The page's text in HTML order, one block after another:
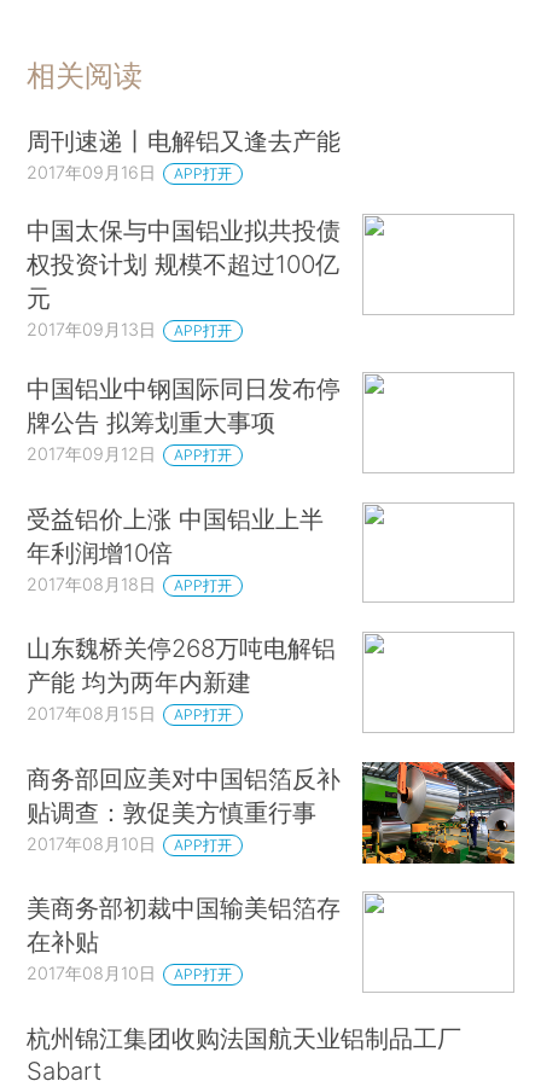
相关阅读
周刊速递丨电解铝又逢去产能
2017年09月16日 APP打开
中国太保与中国铝业拟共投债
权投资计划 规模不超过100亿
元
2017年09月13日 APP打开
中国铝业中钢国际同日发布停
牌公告 拟筹划重大事项
2017年09月12日 APP打开
受益铝价上涨 中国铝业上半
年利润增10倍
2017年08月18日 APP打开
山东魏桥关停268万吨电解铝
产能 均为两年内新建
2017年08月15日 APP打开
商务部回应美对中国铝箔反补
贴调查：敦促美方慎重行事
2017年08月10日 APP打开
美商务部初裁中国输美铝箔存
在补贴
2017年08月10日 APP打开
杭州锦江集团收购法国航天业铝制品工厂
Sabart